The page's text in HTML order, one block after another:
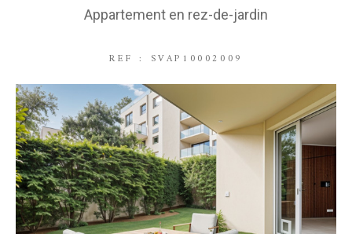
Appartement en rez-de-jardin
REF : SVAP10002009